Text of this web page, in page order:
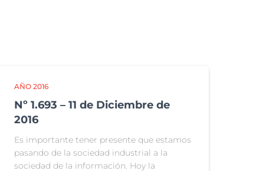
AÑO 2016
Nº 1.693 – 11 de Diciembre de
2016
Es importante tener presente que estamos
pasando de la sociedad industrial a la
sociedad de la información. Hoy la